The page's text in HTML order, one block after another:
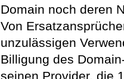
Domain noch deren
Von
unzulässigen
Billigung des
seinen Provider, die